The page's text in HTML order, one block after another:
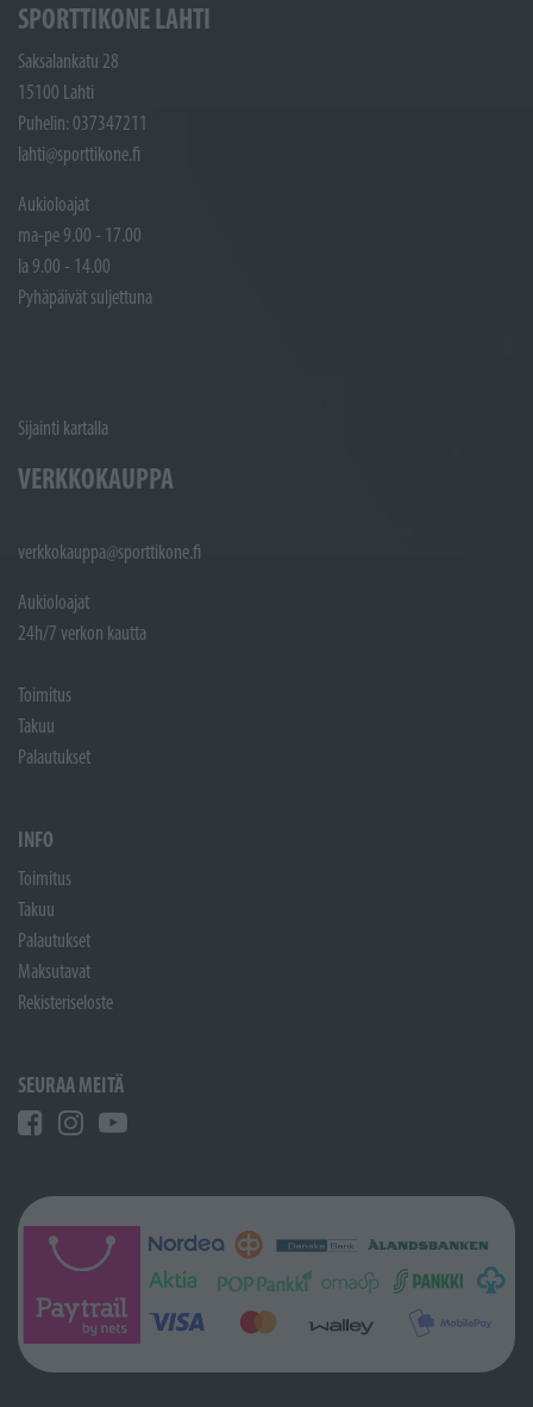
SPORTTIKONE LAHTI
Saksalankatu 28
15100 Lahti
Puhelin: 037347211
lahti@sporttikone.fi
Aukioloajat
ma-pe 9.00 - 17.00
la 9.00 - 14.00
Pyhäpäivät suljettuna
Sijainti kartalla
VERKKOKAUPPA
verkkokauppa@sporttikone.fi
Aukioloajat
24h/7 verkon kautta
Toimitus
Takuu
Palautukset
INFO
Toimitus
Takuu
Palautukset
Maksutavat
Rekisteriseloste
SEURAA MEITÄ